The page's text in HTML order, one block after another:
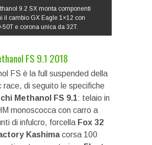
9.2 SX monta componenti
il cambio GX Eagle 1×12 con
50T e corona unica da 32T.
FS 9.1 2018
FS è la full suspended della
race, di seguito le specifiche
Methanol FS 9.1: telaio in
monoscocca con carro a
di infulcro, forcella Fox 32
Kashimacorsa 100